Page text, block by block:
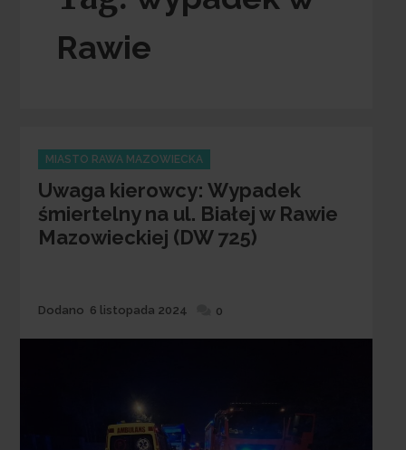
Rawie
Categories
MIASTO RAWA MAZOWIECKA
Uwaga kierowcy: Wypadek
śmiertelny na ul. Białej w Rawie
Mazowieckiej (DW 725)
Dodane
Dodano 6 listopada 2024 0